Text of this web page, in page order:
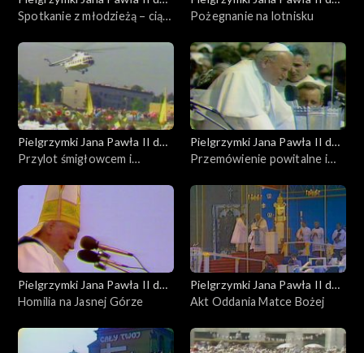
Polski
Spotkanie z młodzieżą – ciąg
Polski
Pożegnanie na lotnisku
Pielgrzymki Jana Pawła II do
Polski
Przylot śmigłowcem i
Pielgrzymki Jana Pawła II do
Polski
Przemówienie powitalne i
Pielgrzymki Jana Pawła II do
Polski
Homilia na Jasnej Górze
Pielgrzymki Jana Pawła II do
Polski
Akt Oddania Matce Bożej